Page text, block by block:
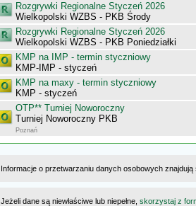
Rozgrywki Regionalne Styczeń 2026
Wielkopolski WZBS - PKB Środy
Rozgrywki Regionalne Styczeń 2026
Wielkopolski WZBS - PKB Poniedziałki
KMP na IMP - termin styczniowy
KMP-IMP - styczeń
KMP na maxy - termin styczniowy
KMP - styczeń
OTP** Turniej Noworoczny
Turniej Noworoczny PKB
Poznań
Informacje o przetwarzaniu danych osobowych
Jeżeli dane są niewłaściwe lub niepełne, skorzystaj z